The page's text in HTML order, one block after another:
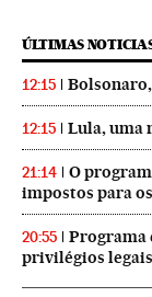
ÚLTIMAS
12:15
12:15 Lula, uma
21:14
O
impostos para
20:55
Programa
privilégios